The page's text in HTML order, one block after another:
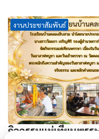
งานประชาสัมพันธ์
กิจกรรมแห่เทียนพร